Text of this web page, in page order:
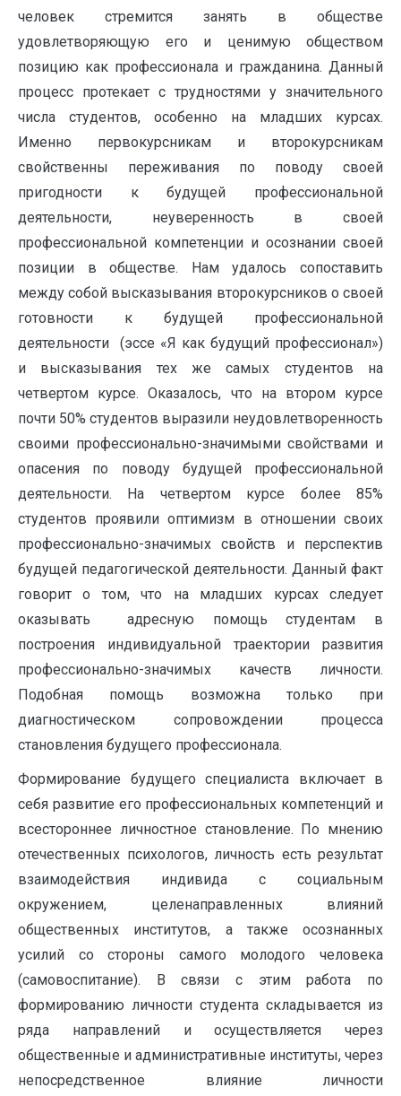
человек стремится занять в обществе
удовлетворяющую его и ценимую обществом
позицию как профессионала и гражданина. Данный
процесс протекает с трудностями у значительного
числа студентов, особенно на младших курсах.
Именно первокурсникам и второкурсникам
свойственны переживания по поводу своей
пригодности к будущей профессиональной
деятельности, неуверенность в своей
профессиональной компетенции и осознании своей
позиции в обществе. Нам удалось сопоставить
между собой высказывания второкурсников о своей
готовности к будущей профессиональной
деятельности (эссе «Я как будущий профессионал»)
и высказывания тех же самых студентов на
четвертом курсе. Оказалось, что на втором курсе
почти 50% студентов выразили неудовлетворенность
своими профессионально-значимыми свойствами и
опасения по поводу будущей профессиональной
деятельности. На четвертом курсе более 85%
студентов проявили оптимизм в отношении своих
профессионально-значимых свойств и перспектив
будущей педагогической деятельности. Данный факт
говорит о том, что на младших курсах следует
оказывать адресную помощь студентам в
построения индивидуальной траектории развития
профессионально-значимых качеств личности.
Подобная помощь возможна только при
диагностическом сопровождении процесса
становления будущего профессионала.
Формирование будущего специалиста включает в
себя развитие его профессиональных компетенций и
всестороннее личностное становление. По мнению
отечественных психологов, личность есть результат
взаимодействия индивида с социальным
окружением, целенаправленных влияний
общественных институтов, а также осознанных
усилий со стороны самого молодого человека
(самовоспитание). В связи с этим работа по
формированию личности студента складывается из
ряда направлений и осуществляется через
общественные и административные институты, через
непосредственное влияние личности